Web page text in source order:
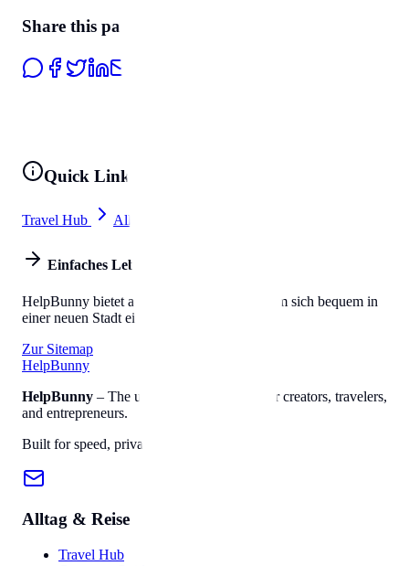
Share this page
Quick Links
Travel Hub All Tools
Einfaches Leben
HelpBunny bietet alles, was Sie brauchen, um sich bequem in
einer neuen Stadt einzuleben.
Zur Sitemap
HelpBunny
HelpBunny – The ultimate digital toolkit for creators, travelers,
and entrepreneurs.
Built for speed, privacy, and ease of use.
Alltag & Reise
Travel Hub